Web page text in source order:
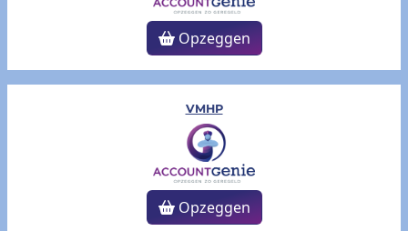
Opzeggen
VMHP
Opzeggen